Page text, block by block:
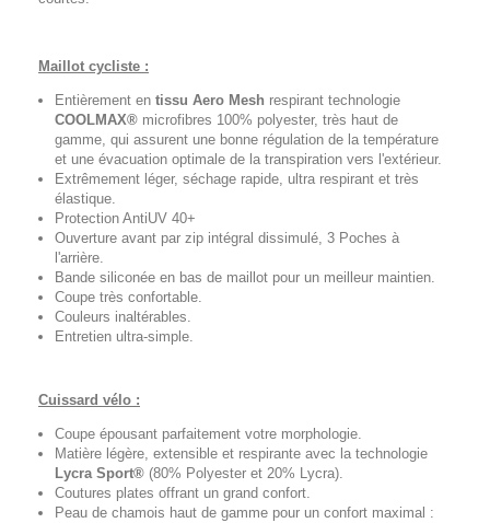
Maillot cycliste :
Entièrement en tissu Aero Mesh respirant technologie
COOLMAX® microfibres 100% polyester, très haut de
gamme, qui assurent une bonne régulation de la température
et une évacuation optimale de la transpiration vers l'extérieur.
Extrêmement léger, séchage rapide, ultra respirant et très
élastique.
Protection AntiUV 40+
Ouverture avant par zip intégral dissimulé, 3 Poches à
l'arrière.
Bande siliconée en bas de maillot pour un meilleur maintien.
Coupe très confortable.
Couleurs inaltérables.
Entretien ultra-simple.
Cuissard vélo :
Coupe épousant parfaitement votre morphologie.
Matière légère, extensible et respirante avec la technologie
Lycra Sport® (80% Polyester et 20% Lycra).
Coutures plates offrant un grand confort.
Peau de chamois haut de gamme pour un confort maximal :